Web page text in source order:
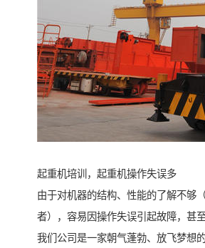
起重机培训，起重机操作失误多
由于对机器的结构、性能的了解不够
者），容易因操作失误引起故障，甚
我们公司是一家朝气蓬勃、放飞梦想